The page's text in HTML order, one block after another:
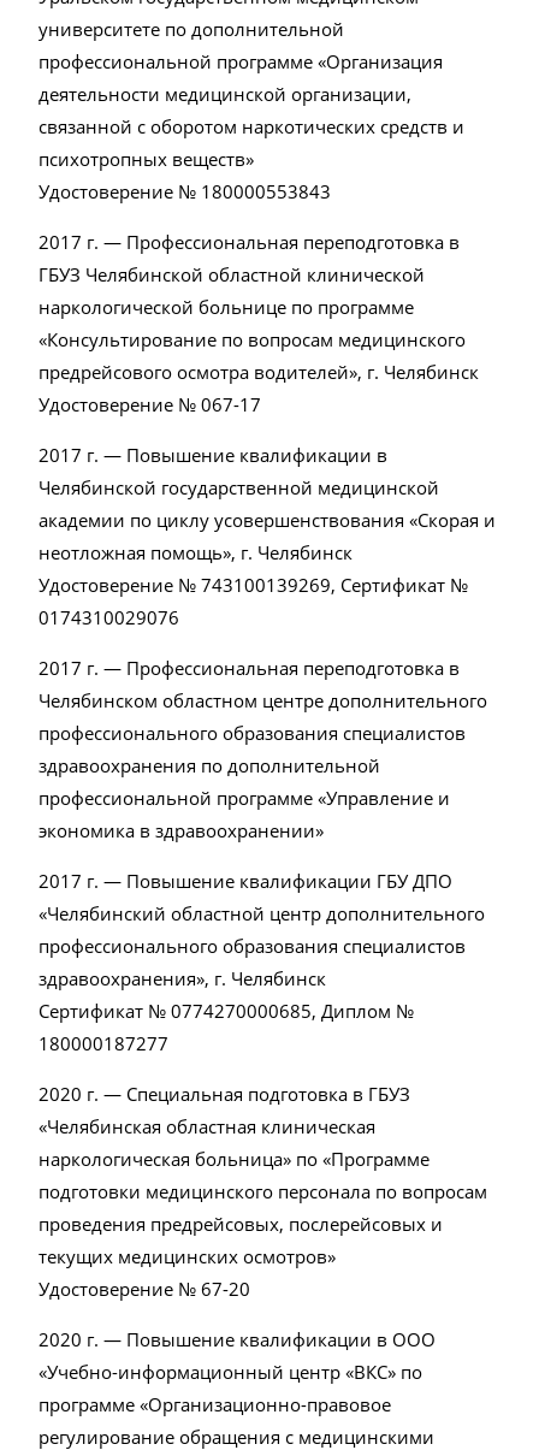
университете по дополнительной
профессиональной программе «Организация
деятельности медицинской организации,
связанной с оборотом наркотических средств и
психотропных веществ»
Удостоверение № 180000553843
2017 г. — Профессиональная переподготовка в
ГБУЗ Челябинской областной клинической
наркологической больнице по программе
«Консультирование по вопросам медицинского
предрейсового осмотра водителей», г. Челябинск
Удостоверение № 067-17
2017 г. — Повышение квалификации в
Челябинской государственной медицинской
академии по циклу усовершенствования «Скорая и
неотложная помощь», г. Челябинск
Удостоверение № 743100139269, Сертификат №
0174310029076
2017 г. — Профессиональная переподготовка в
Челябинском областном центре дополнительного
профессионального образования специалистов
здравоохранения по дополнительной
профессиональной программе «Управление и
экономика в здравоохранении»
2017 г. — Повышение квалификации ГБУ ДПО
«Челябинский областной центр дополнительного
профессионального образования специалистов
здравоохранения», г. Челябинск
Сертификат № 0774270000685, Диплом №
180000187277
2020 г. — Специальная подготовка в ГБУЗ
«Челябинская областная клиническая
наркологическая больница» по «Программе
подготовки медицинского персонала по вопросам
проведения предрейсовых, послерейсовых и
текущих медицинских осмотров»
Удостоверение № 67-20
2020 г. — Повышение квалификации в ООО
«Учебно-информационный центр «ВКС» по
программе «Организационно-правовое
регулирование обращения с медицинскими